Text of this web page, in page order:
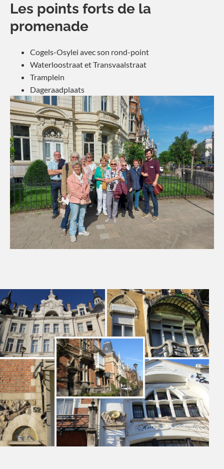
Les points forts de la
promenade
Cogels-Osylei avec son rond-point
Waterloostraat et Transvaalstraat
Tramplein
Dageraadplaats